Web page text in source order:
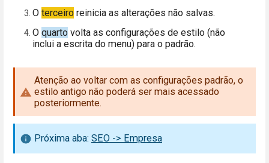
O terceiro reinicia as alterações não salvas.
O quarto volta as configurações de estilo (não
inclui a escrita do menu) para o padrão.
Atenção ao voltar com as configurações padrão, o
estilo antigo não poderá ser mais acessado
posteriormente.
Próxima aba: SEO -> Empresa